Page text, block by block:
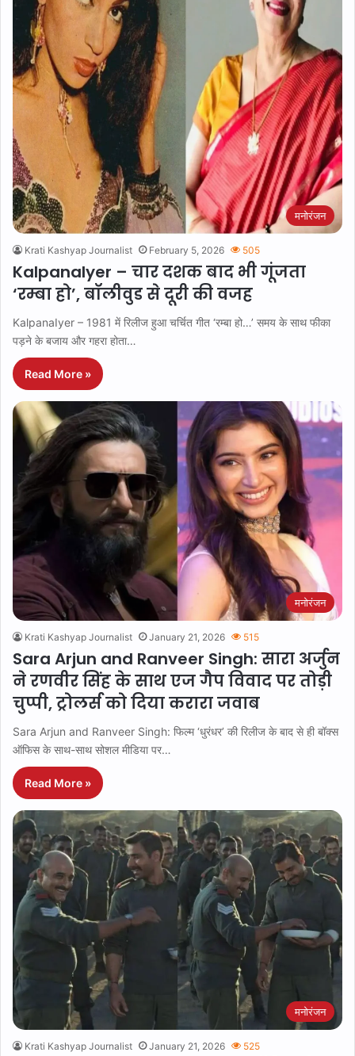
मनोरंजन
Krati Kashyap Journalist February 5, 2026 505
KalpanaIyer – चार दशक बाद भी गूंजता
‘रम्बा हो’, बॉलीवुड से दूरी की वजह
KalpanaIyer – 1981 में रिलीज हुआ चर्चित गीत ‘रम्बा हो…’ समय के साथ फीका
पड़ने के बजाय और गहरा होता…
Read More »
मनोरंजन
Krati Kashyap Journalist January 21, 2026 515
Sara Arjun and Ranveer Singh: सारा अर्जुन
ने रणवीर सिंह के साथ एज गैप विवाद पर तोड़ी
चुप्पी, ट्रोलर्स को दिया करारा जवाब
Sara Arjun and Ranveer Singh: फिल्म ‘धुरंधर’ की रिलीज के बाद से ही बॉक्स
ऑफिस के साथ-साथ सोशल मीडिया पर…
Read More »
मनोरंजन
Krati Kashyap Journalist January 21, 2026 525